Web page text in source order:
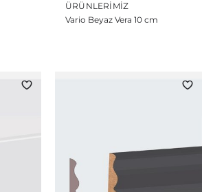
ÜRÜNLERIMIZ
Vario Beyaz Vera 10 cm